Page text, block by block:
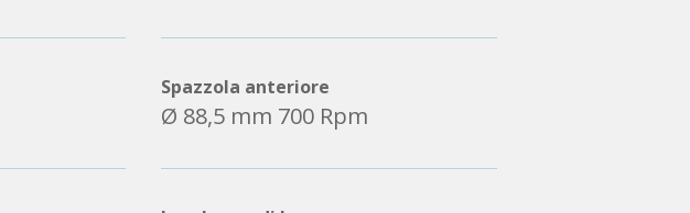
Spazzola anteriore
Ø 88,5 mm 700 Rpm